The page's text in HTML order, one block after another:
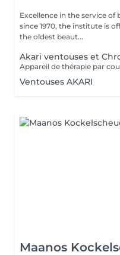
Excellence in the service of beauty! Located in
since 1970, the institute is
the oldest beaut...
Akari ventouses et
Ventouses AKARI
Maanos